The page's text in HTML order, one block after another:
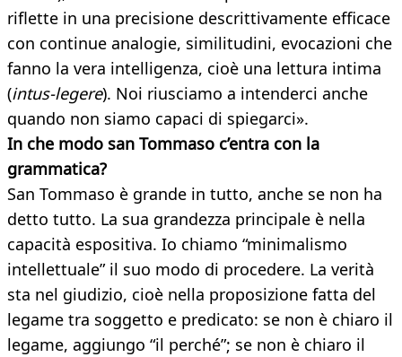
riflette in una precisione descrittivamente efficace
con continue analogie, similitudini, evocazioni che
fanno la vera intelligenza, cioè una lettura intima
(intus-legere). Noi riusciamo a intenderci anche
quando non siamo capaci di spiegarci».
In che modo san Tommaso c’entra con la
grammatica?
San Tommaso è grande in tutto, anche se non ha
detto tutto. La sua grandezza principale è nella
capacità espositiva. Io chiamo “minimalismo
intellettuale” il suo modo di procedere. La verità
sta nel giudizio, cioè nella proposizione fatta del
legame tra soggetto e predicato: se non è chiaro il
legame, aggiungo “il perché”; se non è chiaro il